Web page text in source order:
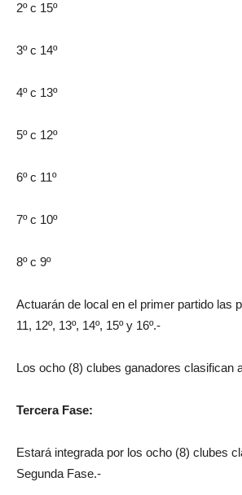
2º c 15º
3º c 14º
4º c 13º
5º c 12º
6º c 11º
7º c 10º
8º c 9º
Actuarán de local en el primer partido las
11, 12º, 13º, 14º, 15º y 16º.-
Los ocho (8) clubes ganadores clasifican
Tercera Fase:
Estará integrada por los ocho (8) clubes
Segunda Fase.-